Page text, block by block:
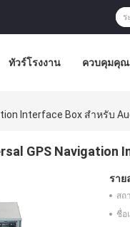
ทัวร์โรงงาน ควบคุมคุ
Interface Box สำหรับ
GPS Navigation
ราย
สถ
ชื่อ